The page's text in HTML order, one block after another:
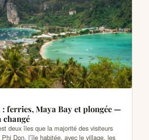
ferries, Maya Bay et plongée —
changé
deux îles que la majorité des visiteurs
Don, l’île habitée, avec le village, les